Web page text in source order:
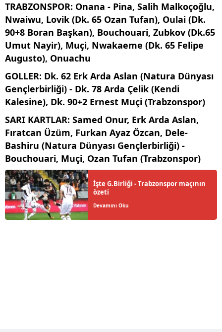
TRABZONSPOR: Onana - Pina, Salih Malkoçoğlu,
Nwaiwu, Lovik (Dk. 65 Ozan Tufan), Oulai (Dk.
90+8 Boran Başkan), Bouchouari, Zubkov (Dk.65
Umut Nayir), Muçi, Nwakaeme (Dk. 65 Felipe
Augusto), Onuachu
GOLLER: Dk. 62 Erk Arda Aslan (Natura Dünyası
Gençlerbirliği) - Dk. 78 Arda Çelik (Kendi
Kalesine), Dk. 90+2 Ernest Muçi (Trabzonspor)
SARI KARTLAR: Samed Onur, Erk Arda Aslan,
Fıratcan Üzüm, Furkan Ayaz Özcan, Dele-
Bashiru (Natura Dünyası Gençlerbirliği) -
Bouchouari, Muçi, Ozan Tufan (Trabzonspor)
İşte G.Birliği - Trabzonspor maçının
özeti
Devamını Oku